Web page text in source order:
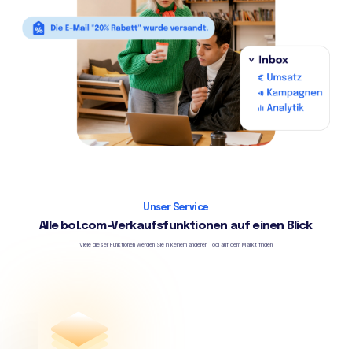
Unser Service
Alle bol.com-Verkaufsfunktionen auf einen Blick
Viele dieser Funktionen werden Sie in keinem anderen Tool auf dem Markt finden